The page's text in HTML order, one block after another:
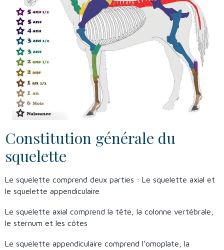
Constitution générale du
squelette
Le squelette comprend deux parties : Le squelette axial et
le squelette appendiculaire
Le squelette axial comprend la tête, la colonne vertébrale,
le sternum et les côtes
Le squelette appendiculaire comprend l’omoplate, la